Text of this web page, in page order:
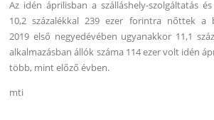
Az idén áprilisban a szálláshely-szolgáltatás
10,2 százalékkal 239 ezer forintra nőttek a
2019 első negyedévében ugyanakkor 11,1
alkalmazásban állók száma 114 ezer volt idén
több, mint előző évben.
mti